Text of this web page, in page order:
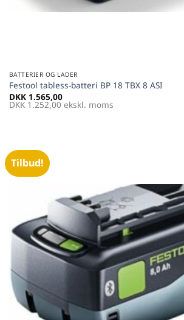
BATTERIER OG LADER
Festool tabless-batteri BP 18 TBX 8 ASI
DKK 1.565,00
DKK 1.252,00 ekskl. moms
Tilbud!